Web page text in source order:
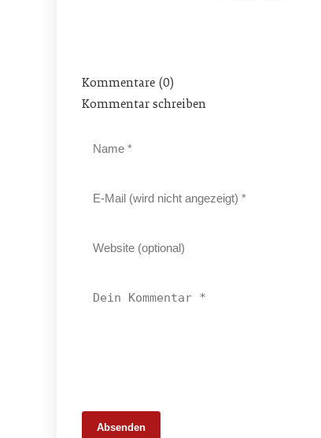
Kommentare (0)
Kommentar schreiben
Absenden